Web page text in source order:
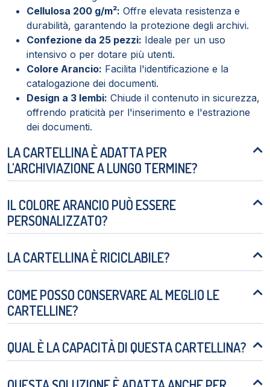
Cellulosa 200 g/m²: Offre elevata resistenza e
durabilità, garantendo la protezione degli archivi.
Confezione da 25 pezzi: Ideale per un uso
intensivo o per dotare più utenti.
Colore Arancio: Facilita l'identificazione e la
catalogazione dei documenti.
Design a 3 lembi: Chiude il contenuto in sicurezza,
offrendo praticità per l'inserimento e l'estrazione
dei documenti.
LA CARTELLINA È ADATTA PER
L'ARCHIVIAZIONE A LUNGO TERMINE?
IL COLORE ARANCIO PUÒ ESSERE
PERSONALIZZATO?
LA CARTELLINA È RICICLABILE?
COME POSSO CONSERVARE AL MEGLIO LE
CARTELLINE?
QUAL È LA CAPACITÀ DI QUESTA CARTELLINA?